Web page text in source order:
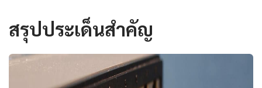
สรุปประเด็นสำคัญ